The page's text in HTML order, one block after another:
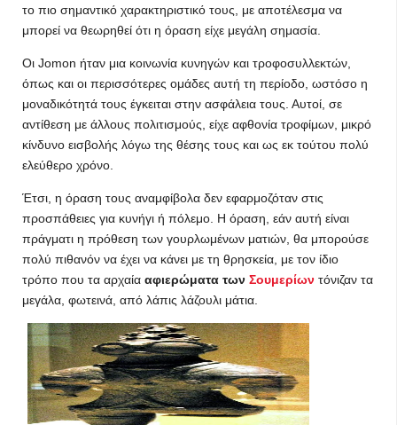
το πιο σημαντικό χαρακτηριστικό τους, με αποτέλεσμα να
μπορεί να θεωρηθεί ότι η όραση είχε μεγάλη σημασία.
Οι Jomon ήταν μια κοινωνία κυνηγών και τροφοσυλλεκτών,
όπως και οι περισσότερες ομάδες αυτή τη περίοδο, ωστόσο η
μοναδικότητά τους έγκειται στην ασφάλεια τους. Αυτοί, σε
αντίθεση με άλλους πολιτισμούς, είχε αφθονία τροφίμων, μικρό
κίνδυνο εισβολής λόγω της θέσης τους και ως εκ τούτου πολύ
ελεύθερο χρόνο.
Έτσι, η όραση τους αναμφίβολα δεν εφαρμοζόταν στις
προσπάθειες για κυνήγι ή πόλεμο. Η όραση, εάν αυτή είναι
πράγματι η πρόθεση των γουρλωμένων ματιών, θα μπορούσε
πολύ πιθανόν να έχει να κάνει με τη θρησκεία, με τον ίδιο
τρόπο που τα αρχαία αφιερώματα των Σουμερίων τόνιζαν τα
μεγάλα, φωτεινά, από λάπις λάζουλι μάτια.